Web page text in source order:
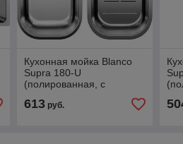
Кухонная мойка Blanco
Supra 180-U
(полированная, с
корзинчатым вентилем и
коландером)
613руб.